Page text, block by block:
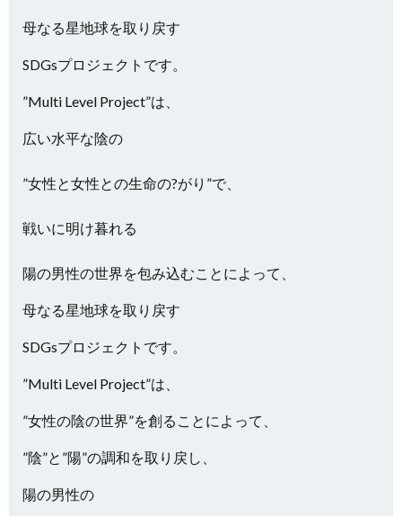
母なる星地球を取り戻す
SDGsプロジェクトです。
”Multi Level Project”は、
広い水平な陰の
”女性と女性との生命の?がり”で、
戦いに明け暮れる
陽の男性の世界を包み込むことによって、
母なる星地球を取り戻す
SDGsプロジェクトです。
”Multi Level Project”は、
”女性の陰の世界”を創ることによって、
”陰”と”陽”の調和を取り戻し、
陽の男性の